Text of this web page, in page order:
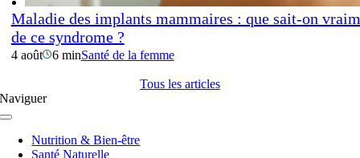
Maladie des implants mammaires : que sait-on
de ce syndrome ?
4 août 6 minSanté de la femme
Tous les articles
Naviguer
Navigation
basculeNutrition & Bien-être
Santé Naturelle